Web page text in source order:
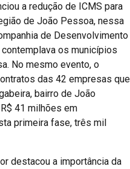
a redução de ICMS para
de João Pessoa, nessa
de Desenvolvimento
os municípios
No mesmo evento, o
das 42 empresas que
bairro de João
41 milhões em
primeira fase, três mil
destacou a importância da